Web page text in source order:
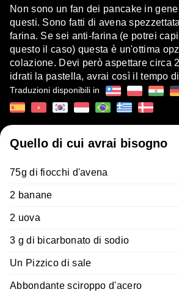
Non sono un fan dei pancake in
questi. Sono fatti di avena
farina. Se sei anti-farina (e potrei
questo il caso) questa è un'ottima
colazione. Devi però aspettare circa
idrati la pastella, avrai così il tempo
Traduzioni disponibili in
Quello di cui avrai bisogno
75g di fiocchi d'avena
2 banane
2 uova
3 g di bicarbonato di sodio
Un Pizzico di sale
Abbondante sciroppo d'acero